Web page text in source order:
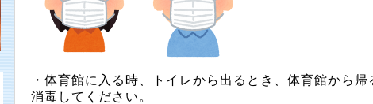
・体育館に入る時、トイレから出るとき、体育館から
消毒してください。